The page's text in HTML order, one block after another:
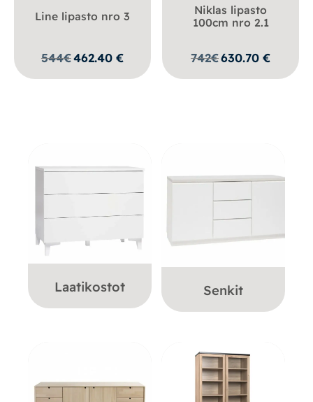
Line lipasto nro 3
544€462.40 €
Niklas lipasto
100cm nro 2.1
742€630.70€
Laatikostot Senkit